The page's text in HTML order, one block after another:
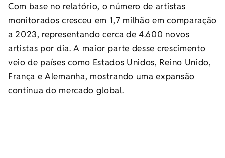
Com base no relatório, o número de artistas
monitorados cresceu em 1,7 milhão em comparação
a 2023, representando cerca de 4.600 novos
artistas por dia. A maior parte desse crescimento
veio de países como Estados Unidos, Reino Unido,
França e Alemanha, mostrando uma expansão
contínua do mercado global.